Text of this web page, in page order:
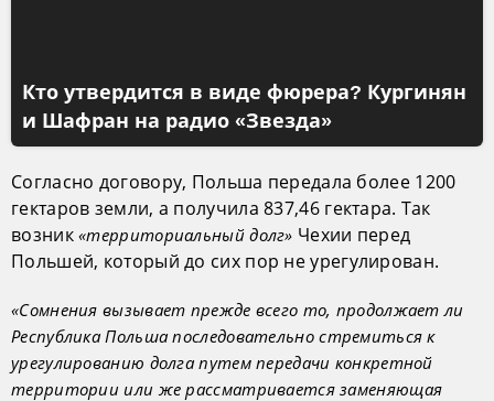
Кто утвердится в виде фюрера? Кургинян
и Шафран на радио «Звезда»
Согласно договору, Польша передала более 1200
гектаров земли, а получила 837,46 гектара. Так
возник«территориальный долг» Чехии перед
Польшей, который до сих пор не урегулирован.
«Сомнения вызывает прежде всего то, продолжает ли
Республика Польша последовательно стремиться к
урегулированию долга путем передачи конкретной
территории или же рассматривается заменяющая